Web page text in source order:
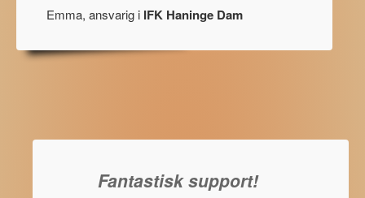
Emma, ansvarig i IFK Haninge Dam
Fantastisk support!